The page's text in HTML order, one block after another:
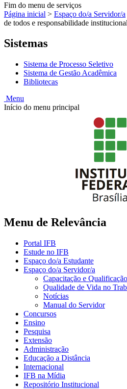
Fim do menu de serviços
Página inicial > Espaço do/a Servidor/a
de todos e responsabilidade
Sistemas
Sistema de Processo Seletivo
Sistema de Gestão Acadêmica
Bibliotecas
Menu
Início do menu principal
Menu de Relevância
Portal IFB
Estude no IFB
Espaço do/a Estudante
Espaço do/a Servidor/a
Capacitação e Qualificação
Qualidade de Vida no
Notícias
Manual do Servidor
Concursos
Ensino
Pesquisa
Extensão
Administração
Educação a Distância
Internacional
IFB na Mídia
Repositório Institucional